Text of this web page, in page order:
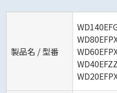
製品名 / 型番
WD40EFZZ